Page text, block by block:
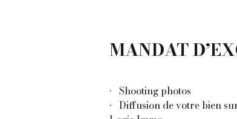
MANDAT
Shooting photos
Diffusion de votre bien